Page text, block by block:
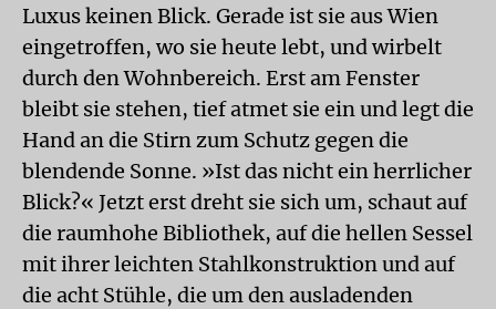
Luxus keinen Blick. Gerade ist sie aus Wien
eingetroffen, wo sie heute lebt, und wirbelt
durch den Wohnbereich. Erst am Fenster
bleibt sie stehen, tief atmet sie ein und legt die
Hand an die Stirn zum Schutz gegen die
blendende Sonne. »Ist das nicht ein herrlicher
Blick?« Jetzt erst dreht sie sich um, schaut auf
die raumhohe Bibliothek, auf die hellen Sessel
mit ihrer leichten Stahlkonstruktion und auf
die acht Stühle, die um den ausladenden